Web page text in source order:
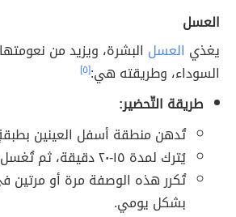
العسل
يغذي العسل البشرة، ويزيد من
السوداء، وطريقته هي:[٥]
طريقة التّحضير:
تُدهن منطقة أسفل العينين
يُترك لمدة ١٥-٢٠ دقيقة، ثم تُغسل المنطقة بالماء.
تُكرر هذه الوصفة مرة أو مرتين
بشكل يومي.